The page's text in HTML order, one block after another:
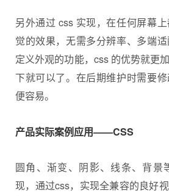
另外通过 css 实现，在任何屏幕
觉的效果，无需多分辨率、多端
定义外观的功能，css 的优势就更
下就可以了。在后期维护时需要
便容易。
产品实际案例应用——CSS
圆角、渐变、阴影、线条、背景
现，通过css，实现全兼容的良好